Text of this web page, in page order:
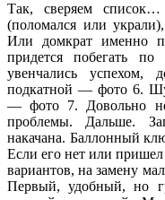
Так, сверяем список…
(поломался или
Или домкрат именно
придется побегать
увенчались успехом,
подкатной — фото 6.
— фото 7. Довольно
проблемы. Дальше.
накачана. Баллонный
Если его нет или
вариантов, на замену
Первый, удобный, но